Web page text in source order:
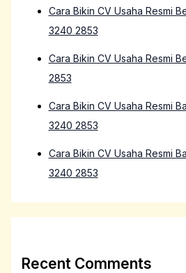
Cara Bikin CV Usaha Resmi
3240 2853
Cara Bikin CV Usaha Resmi
2853
Cara Bikin CV Usaha Resmi
3240 2853
Cara Bikin CV Usaha Resmi
3240 2853
Recent Comments